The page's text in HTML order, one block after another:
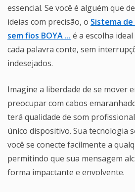
essencial. Se você é alguém que
ideias com precisão, o Sistema
sem fios BOYA ... é a escolha
cada palavra conte, sem
indesejados.
Imagine a liberdade de se mover
preocupar com cabos
terá qualidade de som
único dispositivo. Sua tecnologia
você se conecte facilmente a
permitindo que sua mensagem
forma impactante e envolvente.